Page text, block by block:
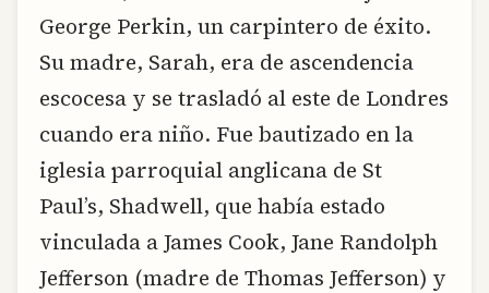
George Perkin, un carpintero de éxito.
Su madre, Sarah, era de ascendencia
escocesa y se trasladó al este de Londres
cuando era niño. Fue bautizado en la
iglesia parroquial anglicana de St
Paul’s, Shadwell, que había estado
vinculada a James Cook, Jane Randolph
Jefferson (madre de Thomas Jefferson) y